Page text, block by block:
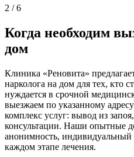
2 /6
Когда необходим
дом
Клиника «Реновита»
нарколога на дом для тех, кто
нуждается в срочной
выезжаем по указанному
комплекс услуг: вывод из
консультации. Наши опытные
анонимность, индивидуальный
каждом этапе лечения.